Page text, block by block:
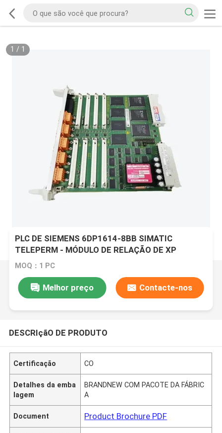
1 / 1
PLC DE SIEMENS 6DP1614-8BB SIMATIC
TELEPERM - MÓDULO DE RELAÇÃO DE XP
MOQ：1 PC
Melhor preço Contacte-nos
DESCRIçãO DE PRODUTO
Certificação CO
Detalhes da emba
lagem
BRANDNEW COM PACOTE DA FÁBRIC
A
Document Product Brochure PDF